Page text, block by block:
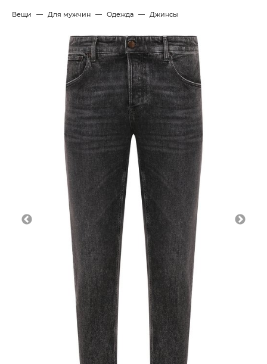
Вещи Для мужчин Одежда Джинсы